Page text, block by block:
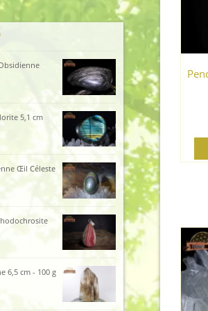
5,1 cm
Œil Céleste
6,5 cm - 100 g